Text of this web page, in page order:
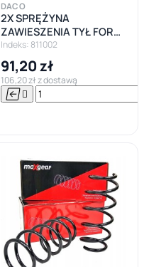


DACO
2X SPRĘŻYNA
ZAWIESZENIA TYŁ FORD
FIESTA VI
Indeks: 811002
91,20 zł
106,20 zł z dostawą
 